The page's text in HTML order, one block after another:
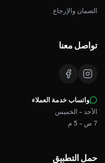
الضمان والإرجاع
تواصل معنا
واتساب خدمة العملاء
الأحد - الخميس
7 ص - 5 م
حمل التطبيق